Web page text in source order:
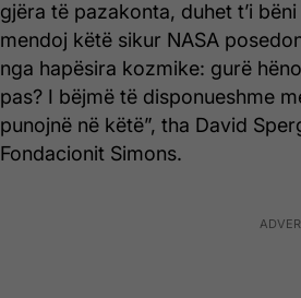
gjëra të pazakonta, duhet t’i
mendoj këtë sikur NASA
nga hapësira kozmike: gurë
pas? I bëjmë të disponueshme
punojnë në këtë”, tha David
Fondacionit Simons.